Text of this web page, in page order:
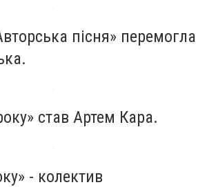
пісня» перемогла
став Артем Кара.
- колектив